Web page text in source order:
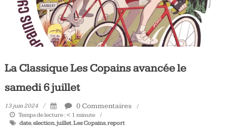
La Classique Les Copains avancée le
samedi 6 juillet
13 juin 2024 0 Commentaires
Temps de lecture : < 1 minute
date,election,juillet,Les Copains,report